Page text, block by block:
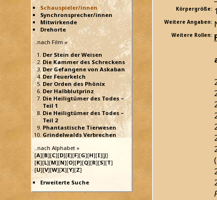
Schauspieler/innen
Synchronsprecher/innen
Mitwirkende
Drehorte
..nach Film »
Der Stein der Weisen
Die Kammer des Schreckens
Der Gefangene von Askaban
Der Feuerkelch
Der Orden des Phönix
Der Halbblutprinz
Die Heiligtümer des Todes –
Teil 1
Die Heiligtümer des Todes –
Teil 2
Phantastische Tierwesen
Grindelwalds Verbrechen
..nach Alphabet »
[A][B][C][D][E][F][G][H][I][J]
[K][L][M][N][O][P][Q][R][S][T]
[U][V][W][X][Y][Z]
Erweiterte Suche
Körpergröße:
Weitere Angaben:
Weitere Rollen: